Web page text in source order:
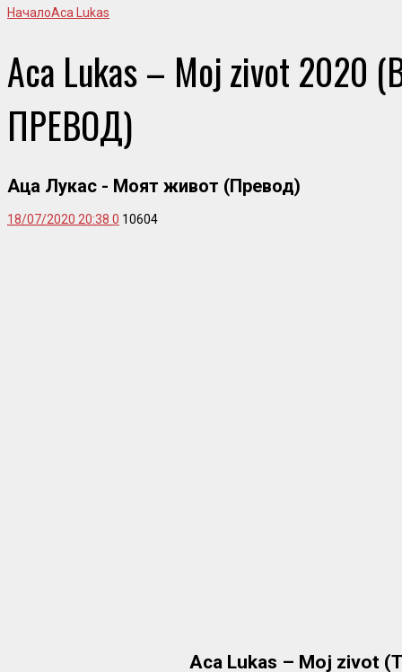
НачалоAca Lukas
Aca Lukas – Moj zivot 2020
ПРЕВОД)
Аца Лукас - Моят живот (Превод)
18/07/2020 20:38 0 10604
Aca Lukas – Moj zivot